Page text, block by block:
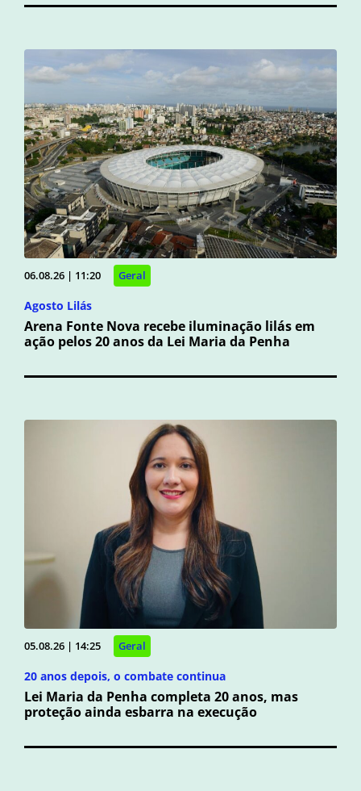
06.08.26 | 11:20 Geral
Agosto Lilás
Arena Fonte Nova recebe iluminação lilás em
ação pelos 20 anos da Lei Maria da Penha
05.08.26 | 14:25 Geral
20 anos depois, o combate continua
Lei Maria da Penha completa 20 anos, mas
proteção ainda esbarra na execução